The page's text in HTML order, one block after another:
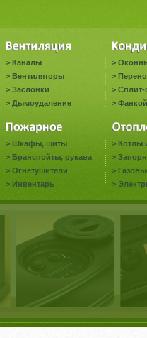
> Каналы
> Вентиляторы
> Заслонки
> Дымоудаление
>
>
> Сплит-
>
> Шкафы, щиты
> Бранспойты, рукава
> Огнетушители
> Инвентарь
> Котлы
>
>
>